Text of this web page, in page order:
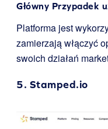
Główny Przypadek
Platforma jest
zamierzają włączyć
swoich działań
5. Stamped.io